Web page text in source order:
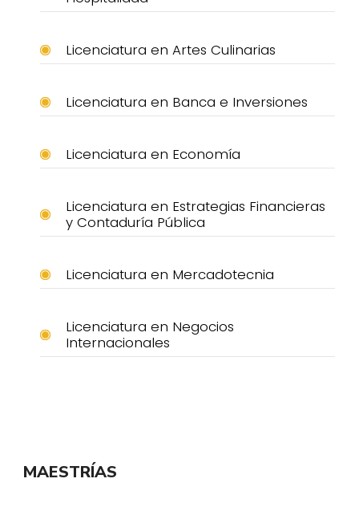
Licenciatura en Artes Culinarias
Licenciatura en Banca e Inversiones
Licenciatura en Economía
Licenciatura en Estrategias Financieras
y Contaduría Pública
Licenciatura en Mercadotecnia
Licenciatura en Negocios
Internacionales
MAESTRÍAS